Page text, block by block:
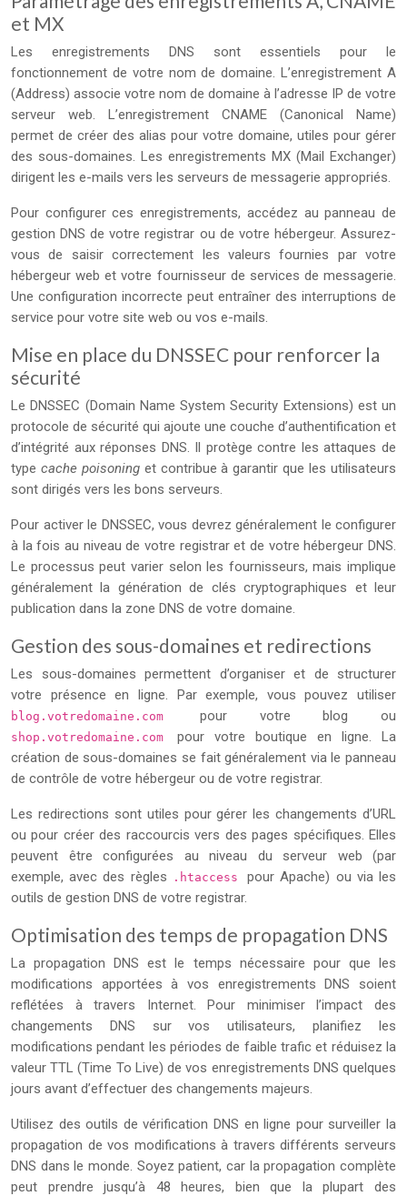
et MX
Les enregistrements DNS sont essentiels pour le
fonctionnement de votre nom de domaine. L’enregistrement A
(Address) associe votre nom de domaine à l’adresse IP de votre
serveur web. L’enregistrement CNAME (Canonical Name)
permet de créer des alias pour votre domaine, utiles pour gérer
des sous-domaines. Les enregistrements MX (Mail Exchanger)
dirigent les e-mails vers les serveurs de messagerie appropriés.
Pour configurer ces enregistrements, accédez au panneau de
gestion DNS de votre registrar ou de votre hébergeur. Assurez-
vous de saisir correctement les valeurs fournies par votre
hébergeur web et votre fournisseur de services de messagerie.
Une configuration incorrecte peut entraîner des interruptions de
service pour votre site web ou vos e-mails.
Mise en place du DNSSEC pour renforcer la
sécurité
Le DNSSEC (Domain Name System Security Extensions) est un
protocole de sécurité qui ajoute une couche d’authentification et
d’intégrité aux réponses DNS. Il protège contre les attaques de
type cache poisoning et contribue à garantir que les utilisateurs
sont dirigés vers les bons serveurs.
Pour activer le DNSSEC, vous devrez généralement le configurer
à la fois au niveau de votre registrar et de votre hébergeur DNS.
Le processus peut varier selon les fournisseurs, mais implique
généralement la génération de clés cryptographiques et leur
publication dans la zone DNS de votre domaine.
Gestion des sous-domaines et redirections
Les sous-domaines permettent d’organiser et de structurer
votre présence en ligne. Par exemple, vous pouvez utiliser
blog.votredomaine.com pour votre blog ou
shop.votredomaine.com pour votre boutique en ligne. La
création de sous-domaines se fait généralement via le panneau
de contrôle de votre hébergeur ou de votre registrar.
Les redirections sont utiles pour gérer les changements d’URL
ou pour créer des raccourcis vers des pages spécifiques. Elles
peuvent être configurées au niveau du serveur web (par
exemple, avec des règles
.htaccesspour Apache) ou via les
outils de gestion DNS de votre registrar.
Optimisation des temps de propagation DNS
La propagation DNS est le temps nécessaire pour que les
modifications apportées à vos enregistrements DNS soient
reflétées à travers Internet. Pour minimiser l’impact des
changements DNS sur vos utilisateurs, planifiez les
modifications pendant les périodes de faible trafic et réduisez la
valeur TTL (Time To Live) de vos enregistrements DNS quelques
jours avant d’effectuer des changements majeurs.
Utilisez des outils de vérification DNS en ligne pour surveiller la
propagation de vos modifications à travers différents serveurs
DNS dans le monde. Soyez patient, car la propagation complète
peut prendre jusqu’à 48 heures, bien que la plupart des